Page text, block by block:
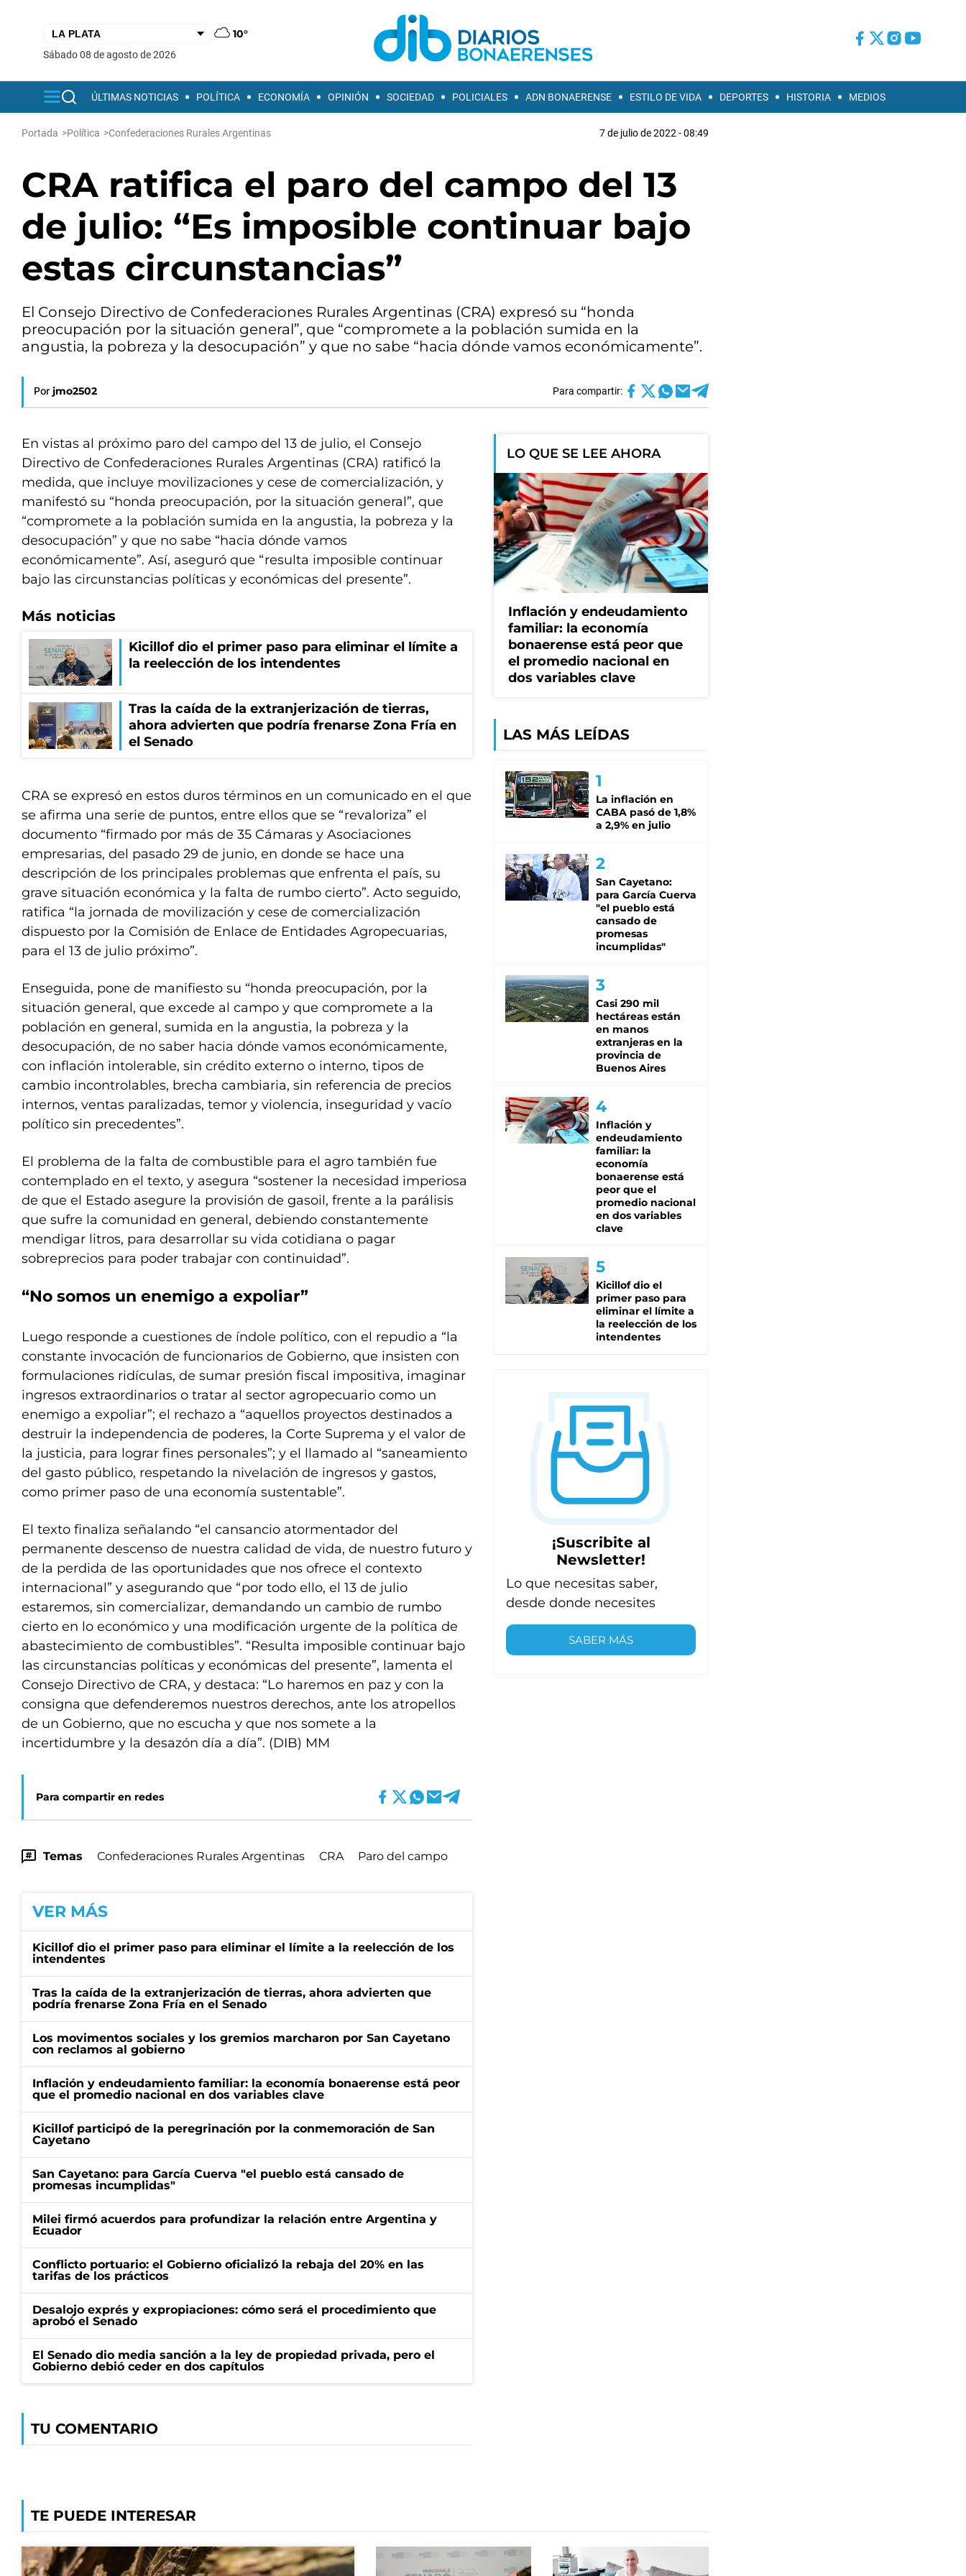
10°
sábado 08 de agosto de 2026
ÚLTIMAS NOTICIAS POLÍTICA ECONOMÍA OPINIÓN SOCIEDAD POLICIALES ADN BONAERENSE ESTILO DE VIDA DEPORTES HISTORIA MEDIOS
Portada >Política >Confederaciones Rurales Argentinas 7 de julio de 2022 - 08:49
CRA ratifica el paro del campo del 13
de julio: “Es imposible continuar bajo
estas circunstancias”
El Consejo Directivo de Confederaciones Rurales Argentinas (CRA) expresó su “honda
preocupación por la situación general”, que “compromete a la población sumida en la
angustia, la pobreza y la desocupación” y que no sabe “hacia dónde vamos económicamente”.
Por jmo2502 Para compartir:
En vistas al próximo paro del campo del 13 de julio, el Consejo
Directivo de Confederaciones Rurales Argentinas (CRA) ratificó la
medida, que incluye movilizaciones y cese de comercialización, y
manifestó su “honda preocupación, por la situación general”, que
“compromete a la población sumida en la angustia, la pobreza y la
desocupación” y que no sabe “hacia dónde vamos
económicamente”. Así, aseguró que “resulta imposible continuar
bajo las circunstancias políticas y económicas del presente”.
Más noticias
Kicillof dio el primer paso para eliminar el límite a
la reelección de los intendentes
Tras la caída de la extranjerización de tierras,
ahora advierten que podría frenarse Zona Fría en
el Senado
CRA se expresó en estos duros términos en un comunicado en el que
se afirma una serie de puntos, entre ellos que se “revaloriza” el
documento “firmado por más de 35 Cámaras y Asociaciones
empresarias, del pasado 29 de junio, en donde se hace una
descripción de los principales problemas que enfrenta el país, su
grave situación económica y la falta de rumbo cierto”. Acto seguido,
ratifica “la jornada de movilización y cese de comercialización
dispuesto por la Comisión de Enlace de Entidades Agropecuarias,
para el 13 de julio próximo”.
Enseguida, pone de manifiesto su “honda preocupación, por la
situación general, que excede al campo y que compromete a la
población en general, sumida en la angustia, la pobreza y la
desocupación, de no saber hacia dónde vamos económicamente,
con inflación intolerable, sin crédito externo o interno, tipos de
cambio incontrolables, brecha cambiaria, sin referencia de precios
internos, ventas paralizadas, temor y violencia, inseguridad y vacío
político sin precedentes”.
El problema de la falta de combustible para el agro también fue
contemplado en el texto, y asegura “sostener la necesidad imperiosa
de que el Estado asegure la provisión de gasoil, frente a la parálisis
que sufre la comunidad en general, debiendo constantemente
mendigar litros, para desarrollar su vida cotidiana o pagar
sobreprecios para poder trabajar con continuidad”.
“No somos un enemigo a expoliar”
Luego responde a cuestiones de índole político, con el repudio a “la
constante invocación de funcionarios de Gobierno, que insisten con
formulaciones ridículas, de sumar presión fiscal impositiva, imaginar
ingresos extraordinarios o tratar al sector agropecuario como un
enemigo a expoliar”; el rechazo a “aquellos proyectos destinados a
destruir la independencia de poderes, la Corte Suprema y el valor de
la justicia, para lograr fines personales”; y el llamado al “saneamiento
del gasto público, respetando la nivelación de ingresos y gastos,
como primer paso de una economía sustentable”.
El texto finaliza señalando “el cansancio atormentador del
permanente descenso de nuestra calidad de vida, de nuestro futuro y
de la perdida de las oportunidades que nos ofrece el contexto
internacional” y asegurando que “por todo ello, el 13 de julio
estaremos, sin comercializar, demandando un cambio de rumbo
cierto en lo económico y una modificación urgente de la política de
abastecimiento de combustibles”. “Resulta imposible continuar bajo
las circunstancias políticas y económicas del presente”, lamenta el
Consejo Directivo de CRA, y destaca: “Lo haremos en paz y con la
consigna que defenderemos nuestros derechos, ante los atropellos
de un Gobierno, que no escucha y que nos somete a la
incertidumbre y la desazón día a día”. (DIB) MM
Para compartir en redes
Temas Confederaciones Rurales Argentinas CRA Paro del campo
VER MÁS
Kicillof dio el primer paso para eliminar el límite a la reelección de los
intendentes
Tras la caída de la extranjerización de tierras, ahora advierten que
podría frenarse Zona Fría en el Senado
Los movimentos sociales y los gremios marcharon por San Cayetano
con reclamos al gobierno
Inflación y endeudamiento familiar: la economía bonaerense está peor
que el promedio nacional en dos variables clave
Kicillof participó de la peregrinación por la conmemoración de San
Cayetano
San Cayetano: para García Cuerva "el pueblo está cansado de
promesas incumplidas"
Milei firmó acuerdos para profundizar la relación entre Argentina y
Ecuador
Conflicto portuario: el Gobierno oficializó la rebaja del 20% en las
tarifas de los prácticos
Desalojo exprés y expropiaciones: cómo será el procedimiento que
aprobó el Senado
El Senado dio media sanción a la ley de propiedad privada, pero el
Gobierno debió ceder en dos capítulos
TU COMENTARIO
LO QUE SE LEE AHORA
Inflación y endeudamiento
familiar: la economía
bonaerense está peor que
el promedio nacional en
dos variables clave
LAS MÁS LEÍDAS
La inflación en
CABA pasó de 1,8%
a 2,9% en julio
San Cayetano:
para García Cuerva
"el pueblo está
cansado de
promesas
incumplidas"
Casi 290 mil
hectáreas están
en manos
extranjeras en la
provincia de
Buenos Aires
Inflación y
endeudamiento
familiar: la
economía
bonaerense está
peor que el
promedio nacional
en dos variables
clave
Kicillof dio el
primer paso para
eliminar el límite a
la reelección de los
intendentes
¡Suscribite al
Newsletter!
Lo que necesitas saber,
desde donde necesites
SABER MÁS
TE PUEDE INTERESAR